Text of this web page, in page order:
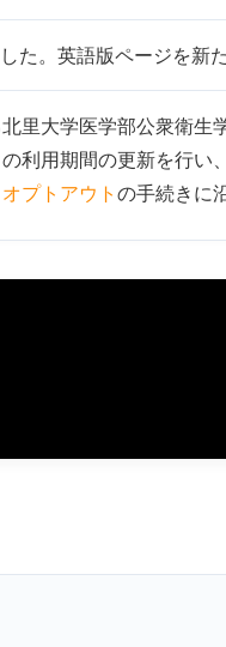
た。英語版ページを新
里大学医学部公衆衛
利用期間の更新を行
オプトアウト の手続きに